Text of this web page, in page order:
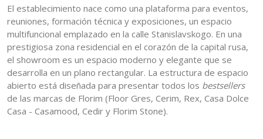
El establecimiento nace como una plataforma para eventos,
reuniones, formación técnica y exposiciones, un espacio
multifuncional emplazado en la calle Stanislavskogo. En una
prestigiosa zona residencial en el corazón de la capital rusa,
el showroom es un espacio moderno y elegante que se
desarrolla en un plano rectangular. La estructura de espacio
abierto está diseñada para presentar todos los bestsellers
de las marcas de Florim (Floor Gres, Cerim, Rex, Casa Dolce
Casa - Casamood, Cedir y Florim Stone).